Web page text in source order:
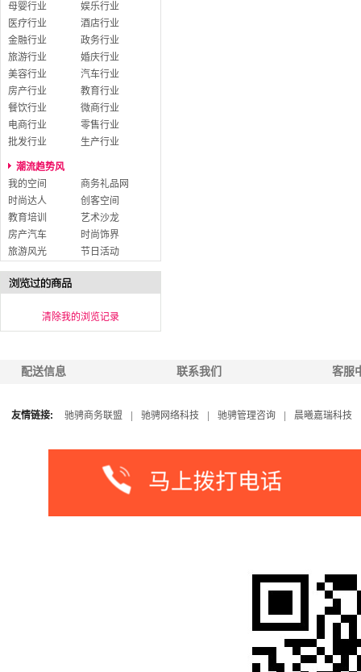
母婴行业
娱乐行业
医疗行业
酒店行业
金融行业
政务行业
旅游行业
婚庆行业
美容行业
汽车行业
房产行业
教育行业
餐饮行业
微商行业
电商行业
零售行业
批发行业
生产行业
潮流趋势风
我的空间
商务礼品网
时尚达人
创客空间
教育培训
艺术沙龙
房产汽车
时尚饰界
旅游风光
节日活动
清除我的浏览记录
配送信息 联系我们 客服
友情链接: 驰骋商务联盟 驰骋网络科技 驰骋管理咨询 晨曦嘉瑞科技